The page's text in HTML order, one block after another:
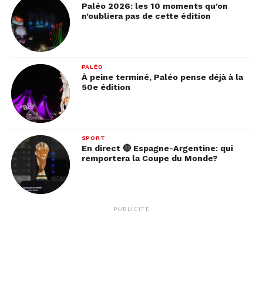
Paléo 2026: les 10 moments qu’on
n’oubliera pas de cette édition
PALÉO
À peine terminé, Paléo pense déjà à la
50e édition
SPORT
En direct 🔴 Espagne-Argentine: qui
remportera la Coupe du Monde?
PUBLICITÉ